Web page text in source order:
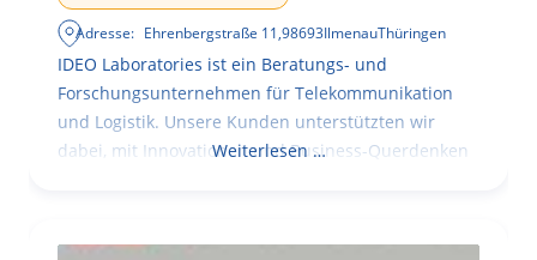
Adresse: Ehrenbergstraße 11,98693IlmenauThüringen
IDEO Laboratories ist ein Beratungs- und
Forschungsunternehmen für Telekommunikation
und Logistik. Unsere Kunden unterstützten wir
dabei, mit Innovationen und Business-Querdenken
Weiterlesen …